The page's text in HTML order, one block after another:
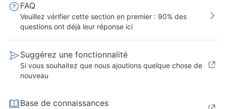
FAQ
Veuillez vérifier cette section en premier : 90% des
questions ont déjà leur réponse ici
Suggérez une fonctionnalité
Si vous souhaitez que nous ajoutions quelque chose de
nouveau
Base de connaissances